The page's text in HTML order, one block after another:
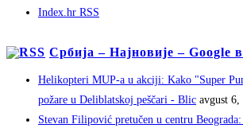
Index.hr RSS
Србија – Најновије – Google
Helikopteri MUP-a u akciji: Kako "Super
požare u Deliblatskoj peščari - Blic avgust 6,
Stevan Filipović pretučen u centru